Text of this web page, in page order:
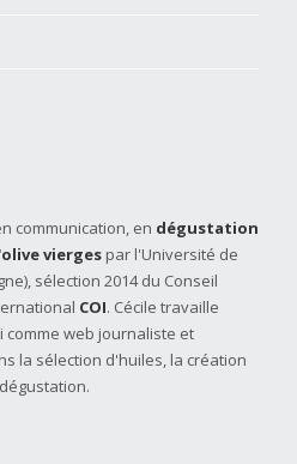
communication, en dégustation
vierges par l'Université de
sélection 2014 du Conseil
COI. Cécile travaille
comme web journaliste et
la sélection d'huiles, la création